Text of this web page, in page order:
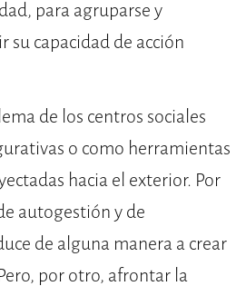
para agruparse y
su capacidad de acción
de los centros sociales
o como herramientas
hacia el exterior. Por
autogestión y de
de alguna manera a crear
por otro, afrontar la